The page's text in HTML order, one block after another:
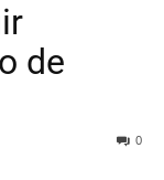
de
0